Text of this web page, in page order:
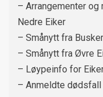
– Arrangementer
Nedre Eiker
– Smånytt fra
– Smånytt fra Øvre
– Løypeinfo for
– Anmeldte